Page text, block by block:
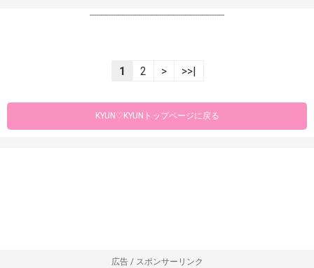
----------------------------------------------------------------
1 2 > >>|
KYUN♡KYUNトップページに戻る
広告 / スポンサーリンク